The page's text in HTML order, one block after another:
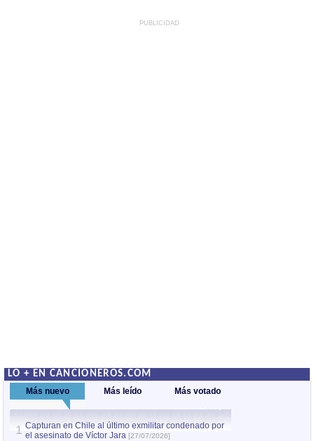
PUBLICIDAD
LO + EN CANCIONEROS.COM
Más nuevo Más leído Más votado
1 Capturan en Chile al último exmilitar condenado por
el asesinato de Víctor Jara [27/07/2026]